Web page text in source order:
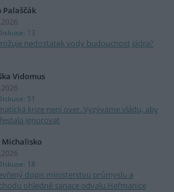
Palaščák
13
nedostatek vody budoucnost jádra?
Vidomus
51
krize není over. Vyzýváme vládu, aby
ignorovat
Michalisko
18
dopis ministerstvu průmyslu a
ohledně sanace odvalu Heřmanice